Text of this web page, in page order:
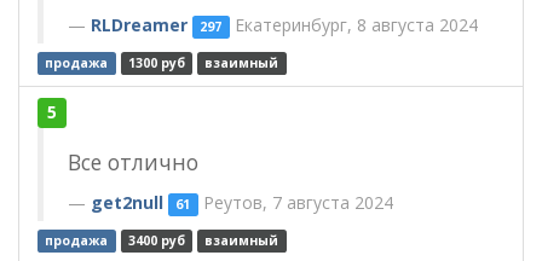
RLDreamer 297 Екатеринбург, 8 августа 2024
продажа 1300 руб взаимный
5
Все отлично
get2null 61 Реутов, 7 августа 2024
продажа 3400 руб взаимный